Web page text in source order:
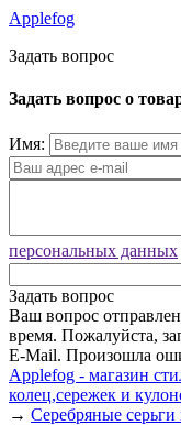
Applefog
Задать вопрос
Задать вопрос о
Имя:
персональных данных
Задать вопрос
Ваш вопрос
время. Пожалуйста,
E-Mail. Произошла
Applefog - магазин
колец,сережек и
→ Серебряные